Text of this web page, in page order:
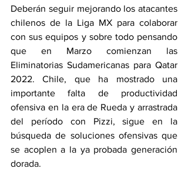
Deberán seguir mejorando los atacantes
chilenos de la Liga MX para colaborar
con sus equipos y sobre todo pensando
que en Marzo comienzan las
Eliminatorias Sudamericanas para Qatar
2022. Chile, que ha mostrado una
importante falta de productividad
ofensiva en la era de Rueda y arrastrada
del período con Pizzi, sigue en la
búsqueda de soluciones ofensivas que
se acoplen a la ya probada generación
dorada.